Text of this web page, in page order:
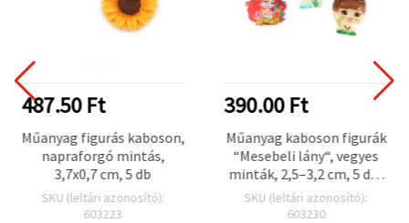
487.50 Ft
Műanyag figurás kaboson,
napraforgó mintás,
3,7x0,7 cm, 5 db
SKU (leltári azonosító):
603223
390.00 Ft
Műanyag kaboson figurák
“Mesebeli lány“, vegyes
minták, 2,5–3,2 cm, 5 db-
os szett
SKU (leltári azonosító):
603230